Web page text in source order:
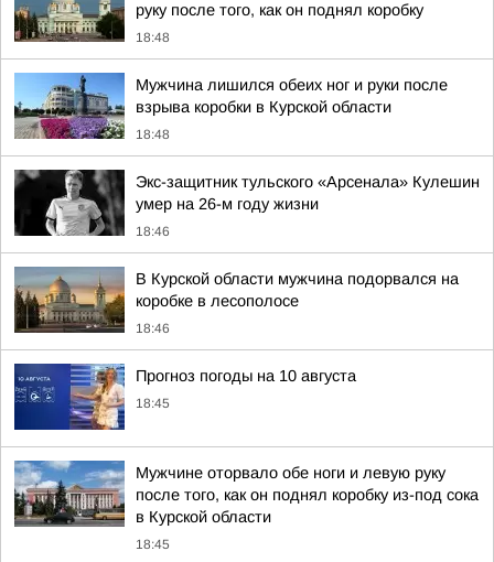
руку после того, как он поднял коробку
18:48
Мужчина лишился обеих ног и руки после
взрыва коробки в Курской области
18:48
Экс-защитник тульского «Арсенала» Кулешин
умер на 26-м году жизни
18:46
В Курской области мужчина подорвался на
коробке в лесополосе
18:46
Прогноз погоды на 10 августа
18:45
Мужчине оторвало обе ноги и левую руку
после того, как он поднял коробку из-под сока
в Курской области
18:45